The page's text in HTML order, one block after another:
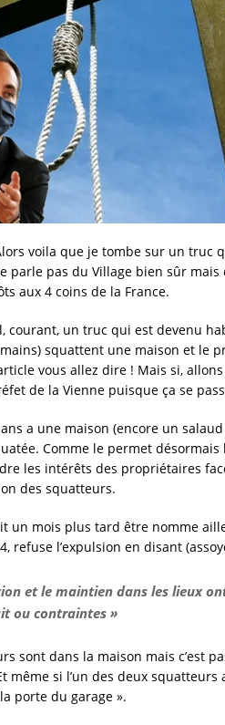
voila que je tombe sur un truc
parle pas du Village bien sûr
aux 4 coins de la France.
courant, un truc qui est devenu
squattent une maison et le
vous allez dire ! Mais si,
de la Vienne puisque ça se
a une maison (encore un
Comme le permet
les intérêts des propriétaires
des squatteurs.
un mois plus tard être nomme
refuse l’expulsion en disant
et le maintien dans les lieux
ou contraintes »
sont dans la maison mais c’est
si l’un des deux squatteurs
porte du garage ».